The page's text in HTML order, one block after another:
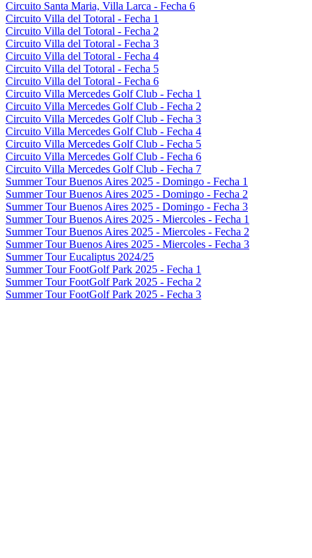
Circuito Santa Maria, Villa Larca - Fecha 6
Circuito Villa del Totoral - Fecha 1
Circuito Villa del Totoral - Fecha 2
Circuito Villa del Totoral - Fecha 3
Circuito Villa del Totoral - Fecha 4
Circuito Villa del Totoral - Fecha 5
Circuito Villa del Totoral - Fecha 6
Circuito Villa Mercedes Golf Club - Fecha 1
Circuito Villa Mercedes Golf Club - Fecha 2
Circuito Villa Mercedes Golf Club - Fecha 3
Circuito Villa Mercedes Golf Club - Fecha 4
Circuito Villa Mercedes Golf Club - Fecha 5
Circuito Villa Mercedes Golf Club - Fecha 6
Circuito Villa Mercedes Golf Club - Fecha 7
Summer Tour Buenos Aires 2025 - Domingo - Fecha 1
Summer Tour Buenos Aires 2025 - Domingo - Fecha 2
Summer Tour Buenos Aires 2025 - Domingo - Fecha 3
Summer Tour Buenos Aires 2025 - Miercoles - Fecha 1
Summer Tour Buenos Aires 2025 - Miercoles - Fecha 2
Summer Tour Buenos Aires 2025 - Miercoles - Fecha 3
Summer Tour Eucaliptus 2024/25
Summer Tour FootGolf Park 2025 - Fecha 1
Summer Tour FootGolf Park 2025 - Fecha 2
Summer Tour FootGolf Park 2025 - Fecha 3